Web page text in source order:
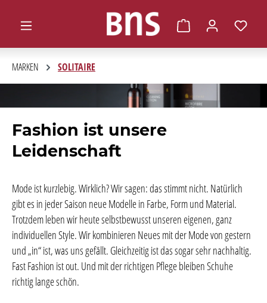
Warenkorb enthält
MARKEN SOLITAIRE
Fashion ist unsere
Leidenschaft
Mode ist kurzlebig. Wirklich? Wir sagen: das stimmt nicht. Natürlich
gibt es in jeder Saison neue Modelle in Farbe, Form und Material.
Trotzdem leben wir heute selbstbewusst unseren eigenen, ganz
individuellen Style. Wir kombinieren Neues mit der Mode von gestern
und „in“ ist, was uns gefällt. Gleichzeitig ist das sogar sehr nachhaltig.
Fast Fashion ist out. Und mit der richtigen Pflege bleiben Schuhe
richtig lange schön.